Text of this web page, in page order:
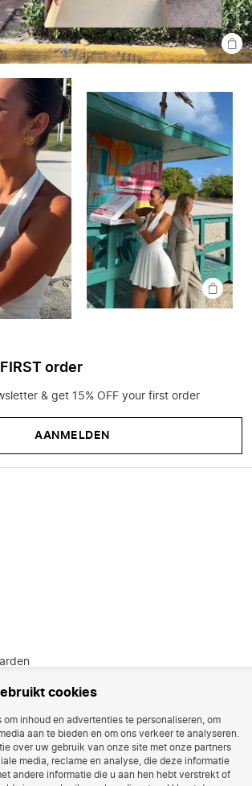
cookies
inhoud en advertenties te personaliseren, om
aan te bieden en om ons verkeer te analyseren.
over uw gebruik van onze site met onze partners
media, reclame en analyse, die deze informatie
andere informatie die u aan hen hebt verstrekt of
THE
SHOP
THE
LOOK
order
& get 15% OFF your first order
AANMELDEN